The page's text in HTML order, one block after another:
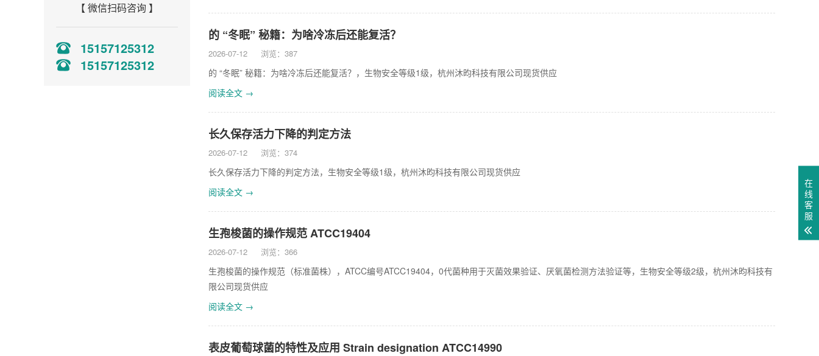
【 微信扫码咨询 】
15157125312
15157125312
的 “冬眠” 秘籍：为啥冷冻后还能复活？
2026-07-12 浏览：387
的 “冬眠” 秘籍：为啥冷冻后还能复活？，生物安全等级1级，杭州沐昀科技有限公司现货供应
阅读全文 →
长久保存活力下降的判定方法
2026-07-12 浏览：374
长久保存活力下降的判定方法，生物安全等级1级，杭州沐昀科技有限公司现货供应
阅读全文 →
生孢梭菌的操作规范 ATCC19404
2026-07-12 浏览：366
生孢梭菌的操作规范（标准菌株），ATCC编号ATCC19404，0代菌种用于灭菌效果验证、厌氧菌检测方法验证等，生物安全等级2级，杭州沐昀科技有
限公司现货供应
阅读全文 →
表皮葡萄球菌的特性及应用 Strain designation ATCC14990
在
线
客
服